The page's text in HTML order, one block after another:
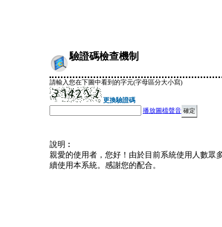
驗證碼檢查機制
請輸入您在下圖中看到的字元(字母區分大小寫)
更換驗證碼
播放圖檔聲音
說明︰
親愛的使用者，您好！由於目前系統使用人數眾
續使用本系統。感謝您的配合。